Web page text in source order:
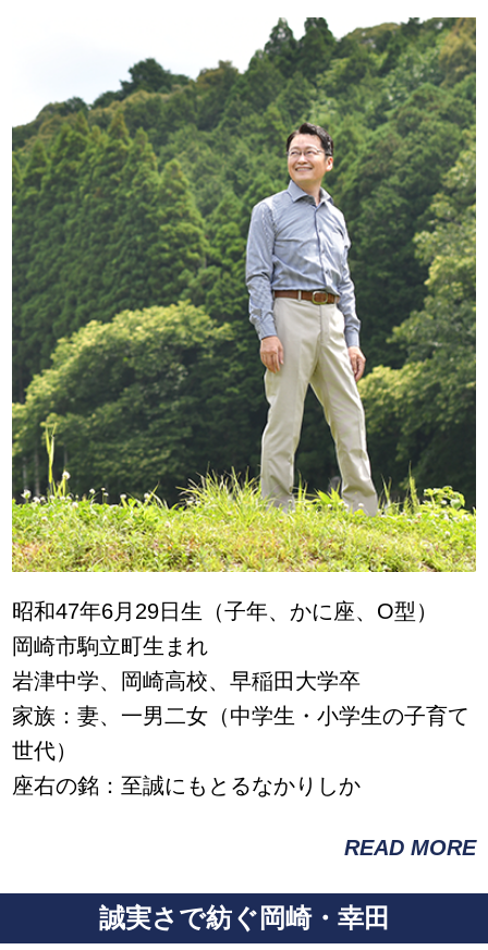
昭和47年6月29日生（子年、かに座、O型）
岡崎市駒立町生まれ
岩津中学、岡崎高校、早稲田大学卒
家族：妻、一男二女（中学生・小学生の子育て
世代）
座右の銘：至誠にもとるなかりしか
READ MORE
誠実さで紡ぐ岡崎・幸田